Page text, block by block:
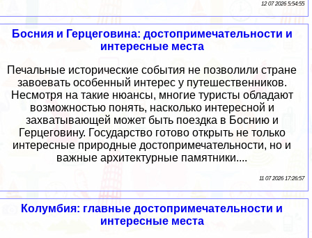
12 07 2026 5:54:55
Босния и Герцеговина: достопримечательности и
интересные места
Печальные исторические события не позволили стране
завоевать особенный интерес у путешественников.
Несмотря на такие нюансы, многие туристы обладают
возможностью понять, насколько интересной и
захватывающей может быть поездка в Боснию и
Герцеговину. Государство готово открыть не только
интересные природные достопримечательности, но и
важные архитектурные памятники....
11 07 2026 17:26:57
Колумбия: главные достопримечательности и
интересные места